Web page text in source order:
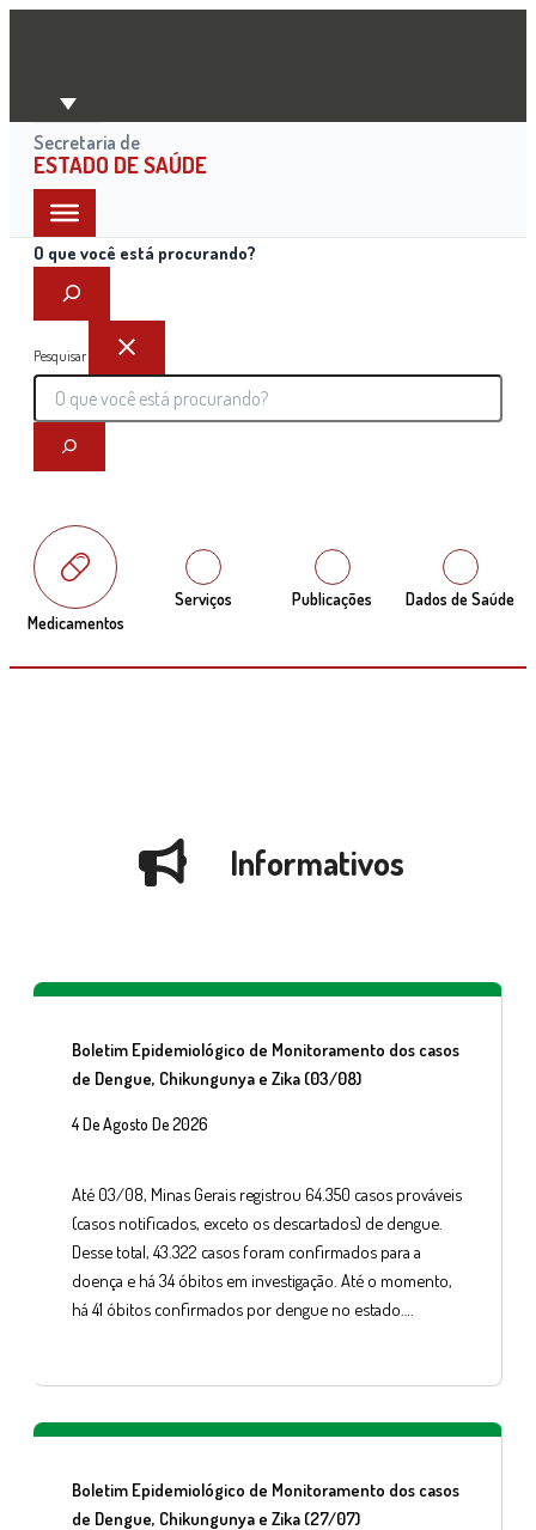
Ir
conteúdo
Secretaria de
ESTADO DE SAÚDE
O que você está procurando?
Pesquisar
Medicamentos
Serviços Publicações Dados de Saúde
Informativos
Boletim Epidemiológico de Monitoramento dos casos
de Dengue, Chikungunya e Zika (03/08)
4 De Agosto De 2026
Até 03/08, Minas Gerais registrou 64.350 casos prováveis
(casos notificados, exceto os descartados) de dengue.
Desse total, 43.322 casos foram confirmados para a
doença e há 34 óbitos em investigação. Até o momento,
há 41 óbitos confirmados por dengue no estado….
Boletim Epidemiológico de Monitoramento dos casos
de Dengue, Chikungunya e Zika (27/07)